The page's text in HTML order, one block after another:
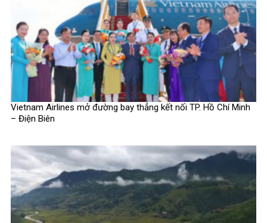
Vietnam Airlines mở đường bay thẳng kết nối TP. Hồ Chí Minh
– Điện Biên